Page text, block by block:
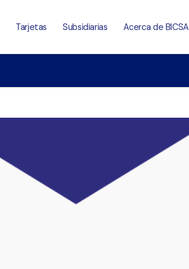
Tarjetas Subsidiarias Acerca de BICSA